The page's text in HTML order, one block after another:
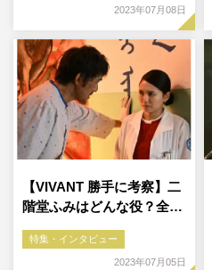
2023年07月08日
【VIVANT 勝手に考察】二
階堂ふみはどんな役？全…
特集・インタビュー
2023年07月05日